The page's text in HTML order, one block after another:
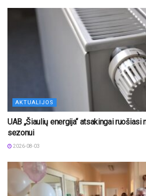
AKTUALIJOS
UAB „Šiaulių energija“ atsakingai ruošiasi
sezonui
2026-08-03